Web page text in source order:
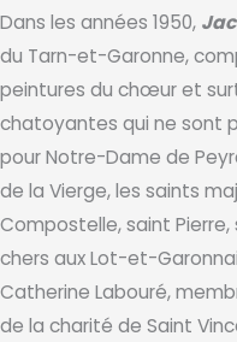
Dans les années 1950,
du Tarn-et-Garonne,
peintures du chœur et
chatoyantes qui ne sont
pour Notre-Dame de
de la Vierge, les saints
Compostelle, saint
chers aux Lot-et-
Catherine Labouré,
de la charité de Saint